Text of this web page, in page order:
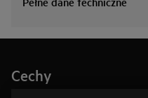
Cechy